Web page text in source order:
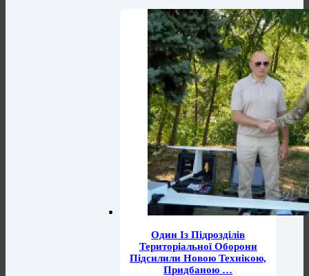
Один Із Підрозділів
Територіальної Оборони
Підсилили Новою Технікою,
Придбаною …